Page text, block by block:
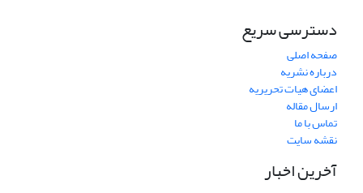
دسترسی سریع
صفحه اصلی
درباره نشریه
اعضای هیات تحریریه
ارسال مقاله
تماس با ما
نقشه سایت
آخرین اخبار